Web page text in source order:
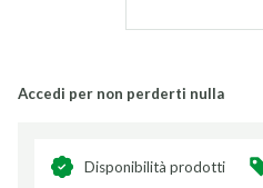
Accedi per non perderti nulla
Disponibilità prodotti